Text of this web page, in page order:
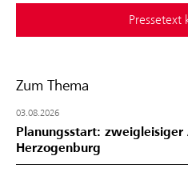
Pressetext
Zum Thema
03.08.2026
Planungsstart: zweigleisiger
Herzogenburg